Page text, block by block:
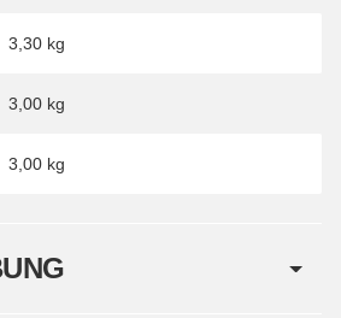
3,30 kg
3,00 kg
3,00 kg